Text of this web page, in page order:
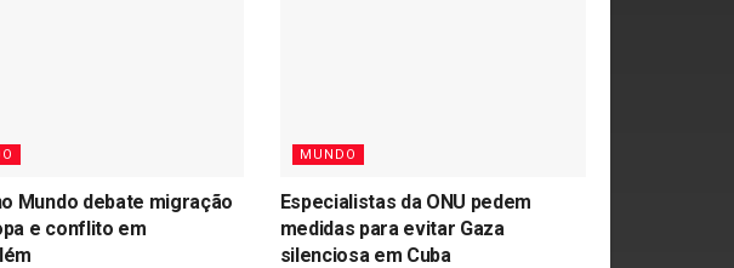
Mundo debate migração
e conflito em
MUNDO
Especialistas da ONU pedem
medidas para evitar Gaza
silenciosa em Cuba